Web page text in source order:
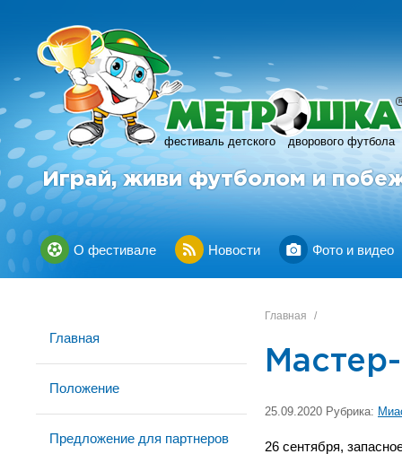
фестиваль детского дворового футбола
R
Играй, живи футболом и
О фестивале Новости Фото и видео
Главная
Положение
Предложение для партнеров
Главная /
25.09.2020 Рубрика:
26 сентября,